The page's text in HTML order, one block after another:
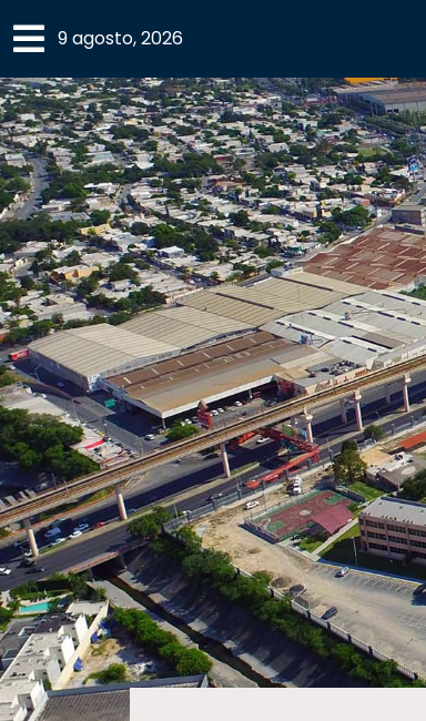
×
SECCIONES
ACADEMIA
CAMPUSUANL
COMUNIDADUANL
CULTURA
DEPORTES
I+D+IEXPERTOS
SALUD
SUSTENTABILIDAD
TEMAS
9 agosto, 2026